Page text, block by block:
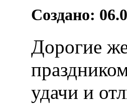
Создано:
Дорогие
удачи и